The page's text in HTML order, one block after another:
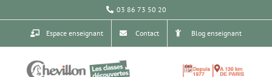
au
03 86 73 50 20
Espace enseignant Contact Blog enseignant